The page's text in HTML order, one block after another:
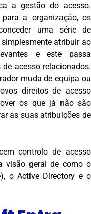
a gestão do acesso.
a organização, os
uma série de
atribuir ao
e este passa
acesso relacionados.
muda de equipa ou
direitos de acesso
os que já não são
as suas atribuições de
controlo de acesso
visão geral de como o
o Active Directory e o